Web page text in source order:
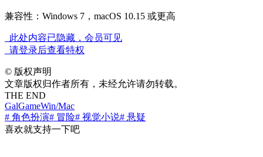
兼容性：Windows 7，macOS 10.15 或更高
此处内容已隐藏，会员可见
请登录后查看特权
© 版权声明
文章版权归作者所有，未经允许请勿转载。
THE END
GalGameWin/Mac
# 角色扮演# 冒险# 视觉小说# 悬疑
喜欢就支持一下吧